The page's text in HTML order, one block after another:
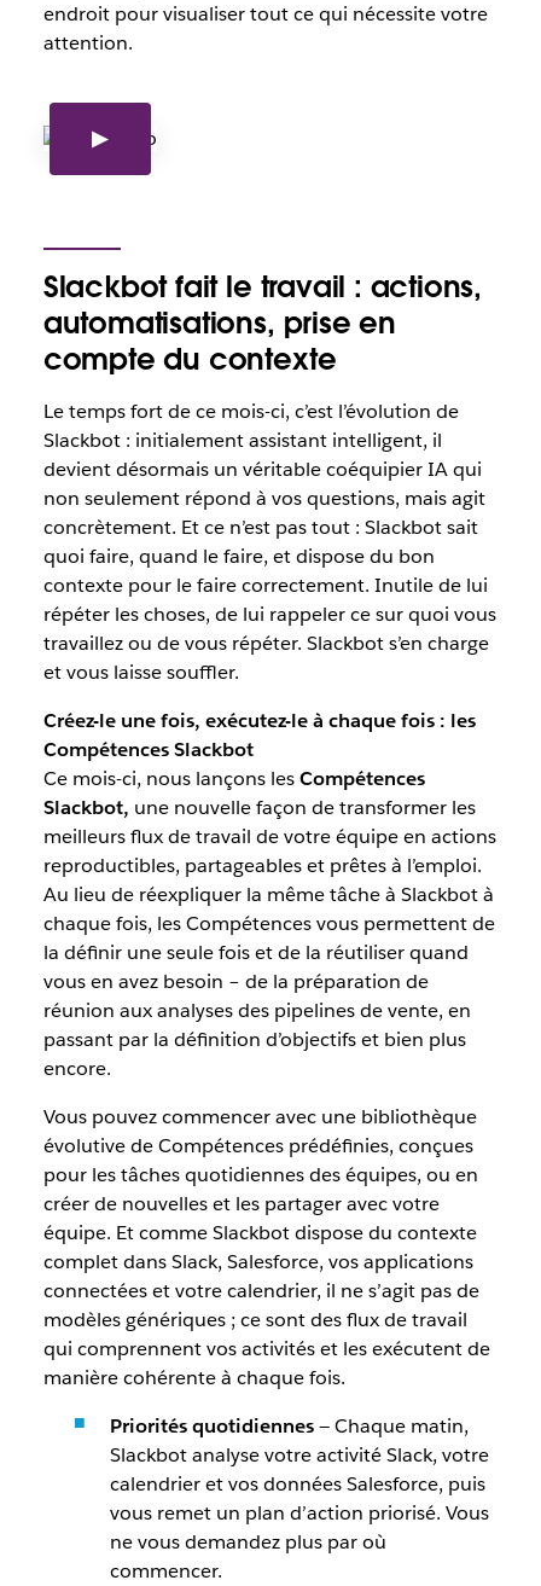
endroit pour visualiser tout ce qui nécessite votre
attention.
Slackbot fait le travail : actions,
automatisations, prise en
compte du contexte
Le temps fort de ce mois-ci, c’est l’évolution de
Slackbot : initialement assistant intelligent, il
devient désormais un véritable coéquipier IA qui
non seulement répond à vos questions, mais agit
concrètement. Et ce n’est pas tout : Slackbot sait
quoi faire, quand le faire, et dispose du bon
contexte pour le faire correctement. Inutile de lui
répéter les choses, de lui rappeler ce sur quoi vous
travaillez ou de vous répéter. Slackbot s’en charge
et vous laisse souffler.
Créez-le une fois, exécutez-le à chaque fois : les
Compétences Slackbot
Ce mois-ci, nous lançons lesCompétences
Slackbot, une nouvelle façon de transformer les
meilleurs flux de travail de votre équipe en actions
reproductibles, partageables et prêtes à l’emploi.
Au lieu de réexpliquer la même tâche à Slackbot à
chaque fois, les Compétences vous permettent de
la définir une seule fois et de la réutiliser quand
vous en avez besoin – de la préparation de
réunion aux analyses des pipelines de vente, en
passant par la définition d’objectifs et bien plus
encore.
Vous pouvez commencer avec une bibliothèque
évolutive de Compétences prédéfinies, conçues
pour les tâches quotidiennes des équipes, ou en
créer de nouvelles et les partager avec votre
équipe. Et comme Slackbot dispose du contexte
complet dans Slack, Salesforce, vos applications
connectées et votre calendrier, il ne s’agit pas de
modèles génériques ; ce sont des flux de travail
qui comprennent vos activités et les exécutent de
manière cohérente à chaque fois.
Priorités quotidiennes— Chaque matin,
Slackbot analyse votre activité Slack, votre
calendrier et vos données Salesforce, puis
vous remet un plan d’action priorisé. Vous
ne vous demandez plus par où
commencer.